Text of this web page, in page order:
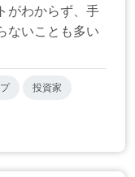
がわからず、手
ないことも多い
投資家